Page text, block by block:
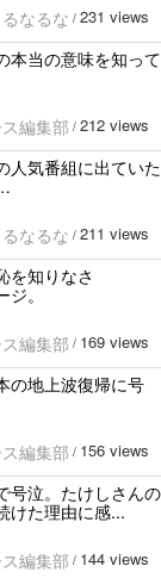
るなるな / 231 views
本当の意味を知って
編集部 / 212 views
人気番組に出ていた
るなるな / 211 views
を知りなさ
。
編集部 / 169 views
の地上波復帰に号
編集部 / 156 views
号泣。たけしさんの
けた理由に感...
編集部 / 144 views